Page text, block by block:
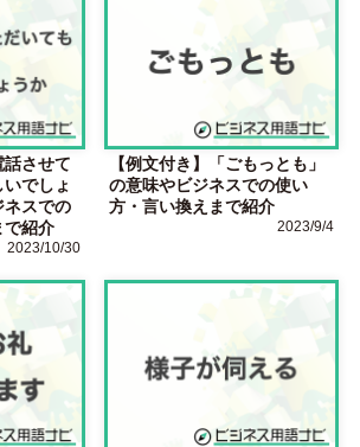
話させて
でしょ
ネスでの
で紹介
2023/10/30
【例文付き】「ごもっとも」
の意味やビジネスでの使い
方・言い換えまで紹介
2023/9/4